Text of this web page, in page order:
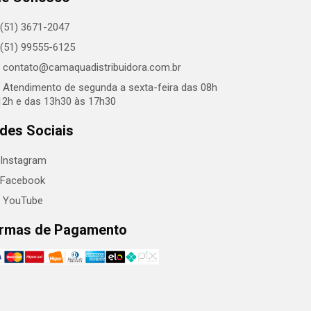
(51) 3671-2047
(51) 99555-6125
contato@camaquadistribuidora.com.br
Atendimento de segunda a sexta-feira das 08h
e das 13h30 às 17h30
Sociais
Instagram
Facebook
YouTube
de Pagamento